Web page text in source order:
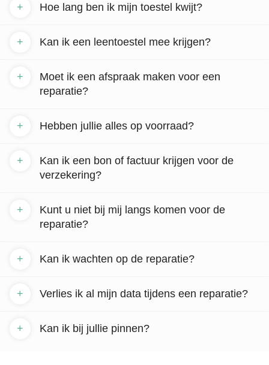
Hoe lang ben ik mijn toestel kwijt?
+
Kan ik een leentoestel mee krijgen?
+
Moet ik een afspraak maken voor een
reparatie?
+
Hebben jullie alles op voorraad?
+
Kan ik een bon of factuur krijgen voor de
verzekering?
+
Kunt u niet bij mij langs komen voor de
reparatie?
+
Kan ik wachten op de reparatie?
+
Verlies ik al mijn data tijdens een reparatie?
+
Kan ik bij jullie pinnen?
+